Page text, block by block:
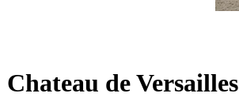
Chateau de